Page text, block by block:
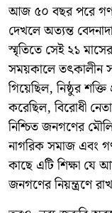
আজ ৫০ বছর পরে
দেখলে অত্যন্ত
স্মৃতিতে সেই ২১
সময়কালে তৎকালীন
গিয়েছিল, নিষ্ঠুর
করেছিল, বিরোধী
নিশ্চিত জনগণের
নাগরিক সমাজ এবং
কাছে এটি শিক্ষা যে
জনগণের নিয়ন্ত্রণে